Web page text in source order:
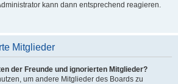
kann dann entsprechend reagieren.
Mitglieder
der Freunde und ignorierten Mitglieder?
um andere Mitglieder des Boards zu